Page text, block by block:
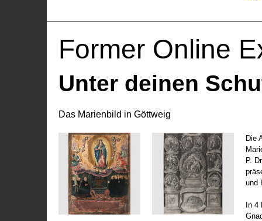
Former Online
Unter deinen
Das Marienbild in Göttweig
Die
P.
und
In 4